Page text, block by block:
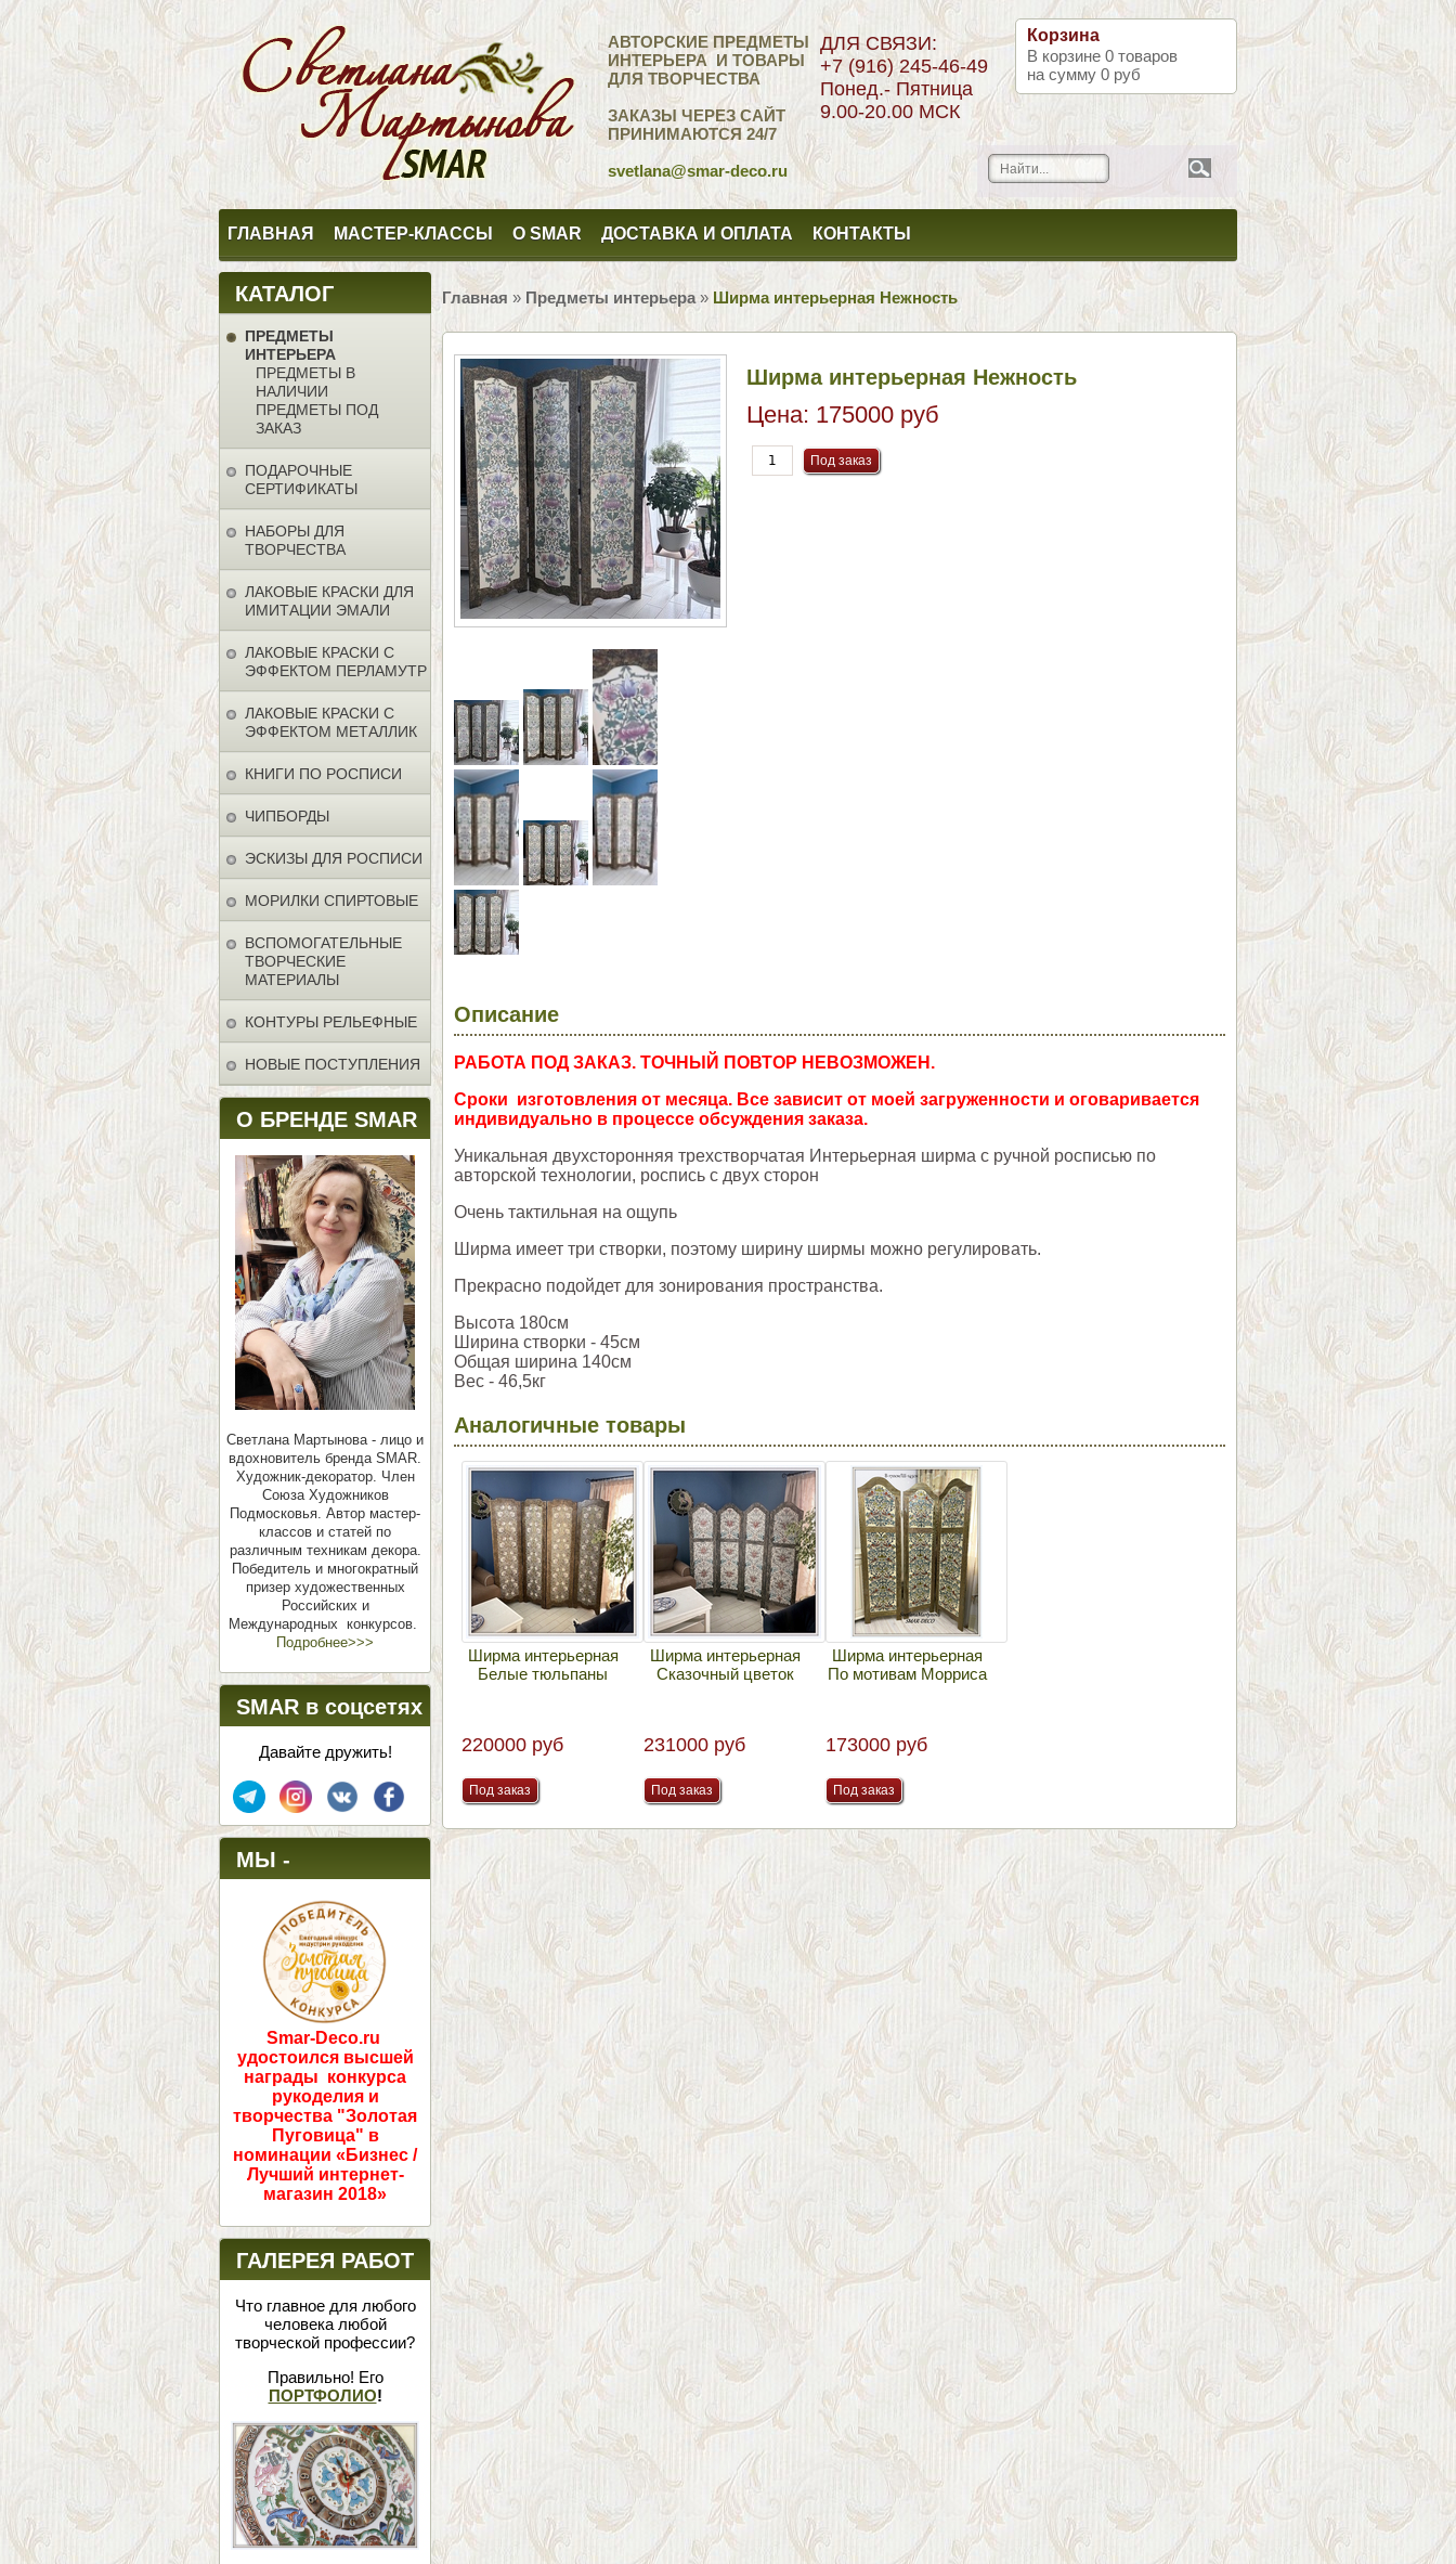
АВТОРСКИЕ ПРЕДМЕТЫ
ИНТЕРЬЕРА И ТОВАРЫ
ДЛЯ ТВОРЧЕСТВА
ЗАКАЗЫ ЧЕРЕЗ САЙТ
ПРИНИМАЮТСЯ 24/7
svetlana@smar-deco.ru
Корзина
В корзине 0 товаров
на сумму 0 руб
ДЛЯ СВЯЗИ:
+7 (916) 245-46-49
Понед.- Пятница
9.00-20.00 МСК
ГЛАВНАЯ МАСТЕР-КЛАССЫ О SMAR ДОСТАВКА И ОПЛАТА КОНТАКТЫ
КАТАЛОГ
ПРЕДМЕТЫ
ИНТЕРЬЕРА
ПРЕДМЕТЫ В
НАЛИЧИИ
ПРЕДМЕТЫ ПОД
ЗАКАЗ
ПОДАРОЧНЫЕ
СЕРТИФИКАТЫ
НАБОРЫ ДЛЯ
ТВОРЧЕСТВА
ЛАКОВЫЕ КРАСКИ ДЛЯ
ИМИТАЦИИ ЭМАЛИ
ЛАКОВЫЕ КРАСКИ С
ЭФФЕКТОМ ПЕРЛАМУТР
ЛАКОВЫЕ КРАСКИ С
ЭФФЕКТОМ МЕТАЛЛИК
КНИГИ ПО РОСПИСИ
ЧИПБОРДЫ
ЭСКИЗЫ ДЛЯ РОСПИСИ
МОРИЛКИ СПИРТОВЫЕ
ВСПОМОГАТЕЛЬНЫЕ
ТВОРЧЕСКИЕ
МАТЕРИАЛЫ
КОНТУРЫ РЕЛЬЕФНЫЕ
НОВЫЕ ПОСТУПЛЕНИЯ
О БРЕНДЕ SMAR
Светлана Мартынова - лицо и
вдохновитель бренда SMAR.
Художник-декоратор. Член
Союза Художников
Подмосковья. Автор мастер-
классов и статей по
различным техникам декора.
Победитель и многократный
призер художественных
Российских и
Международных конкурсов.
Подробнее>>>
SMAR в соцсетях
Давайте дружить!
МЫ -
ПОБЕДИТЕЛИ!
Smar-Deco.ru
удостоился высшей
награды конкурса
рукоделия и
творчества "Золотая
Пуговица" в
номинации «Бизнес /
Лучший интернет-
магазин 2018»
ГАЛЕРЕЯ РАБОТ
Что главное для любого
человека любой
творческой профессии?
Правильно! Его
ПОРТФОЛИО!
Главная » Предметы интерьера» Ширма интерьерная Нежность
Ширма интерьерная Нежность
Цена: 175000 руб
Описание
РАБОТА ПОД ЗАКАЗ. ТОЧНЫЙ ПОВТОР НЕВОЗМОЖЕН.
Сроки изготовления от месяца. Все зависит от моей загруженности и оговаривается
индивидуально в процессе обсуждения заказа.
Уникальная двухсторонняя трехстворчатая Интерьерная ширма с ручной росписью по
авторской технологии, роспись с двух сторон
Очень тактильная на ощупь
Ширма имеет три створки, поэтому ширину ширмы можно регулировать.
Прекрасно подойдет для зонирования пространства.
Высота 180см
Ширина створки - 45см
Общая ширина 140см
Вес - 46,5кг
Аналогичные товары
Ширма интерьерная
Белые тюльпаны
220000 руб
Ширма интерьерная
Сказочный цветок
231000 руб
Ширма интерьерная
По мотивам Морриса
173000 руб